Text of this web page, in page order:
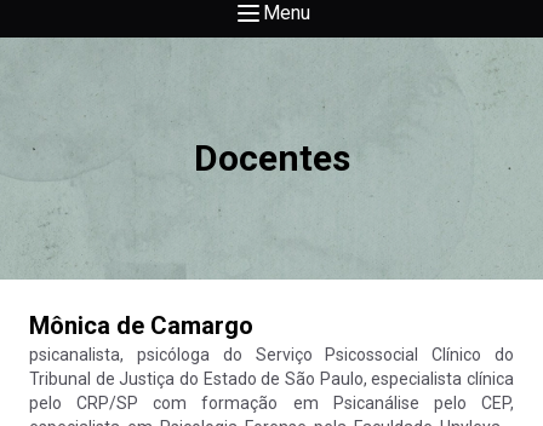
Menu
Docentes
Mônica de Camargo
psicanalista, psicóloga do Serviço Psicossocial Clínico do
Tribunal de Justiça do Estado de São Paulo, especialista clínica
pelo CRP/SP com formação em Psicanálise pelo CEP,